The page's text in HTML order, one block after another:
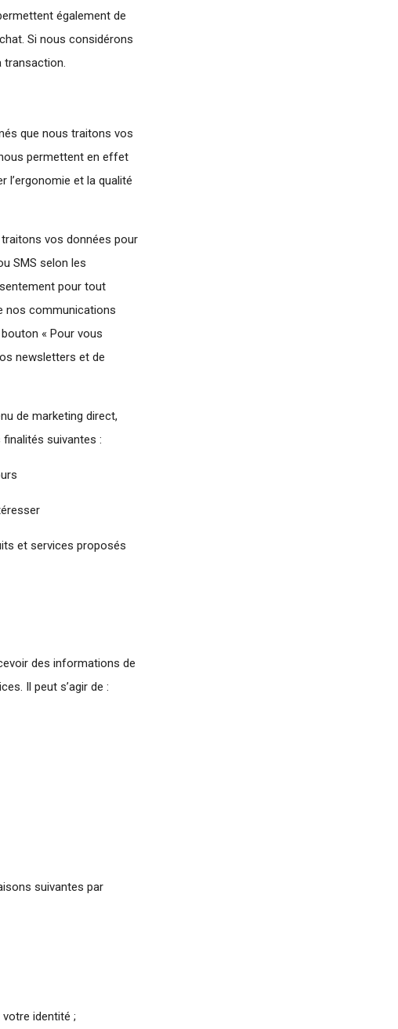
également de
Si nous considérons
transaction.
que nous traitons vos
permettent en effet
l’ergonomie et la qualité
vos données pour
SMS selon les
pour tout
nos communications
« Pour vous
newsletters et de
de marketing direct,
suivantes :
et services proposés
des informations de
Il peut s’agir de :
suivantes par
identité ;